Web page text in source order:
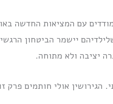
עם המציאות החדשה
יישמר הביטחון
יציבה ולא מתוחה.
אולי חותמים פרק